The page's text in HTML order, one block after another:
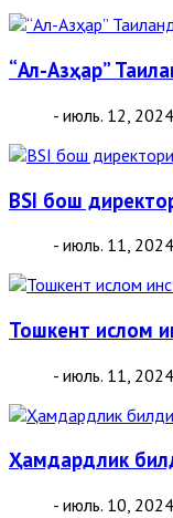
“Ал-Азҳар”
- июль. 12, 2024
BSI бош
- июль. 11, 2024
Тошкент ислом
- июль. 11, 2024
Ҳамдардлик
- июль. 10, 2024